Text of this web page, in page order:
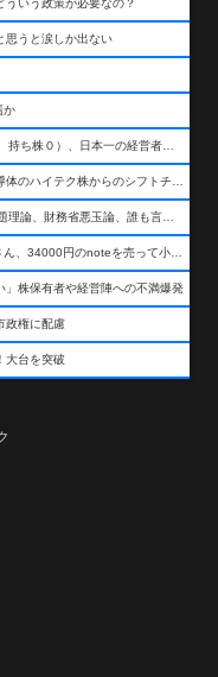
ういう政策が必要なの？
思うと涙しか出ない
か
」株保有者や経営陣への不満爆発
政権に配慮
大台を突破